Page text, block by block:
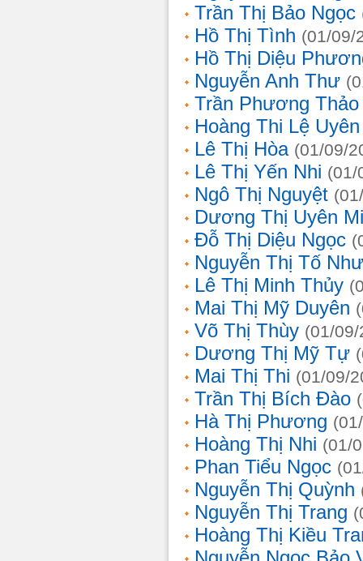
Trần Thị Bảo Ngọc
Hồ Thị Tình (01/09/
Hồ Thị Diệu
Nguyễn Anh Thư
Trần Phương Thảo
Hoàng Thi Lệ Uyên
Lê Thị Hòa (01/09/
Lê Thị Yến Nhi (01/
Ngô Thị Nguyệt
Dương Thị Uyên Mi
Đỗ Thị Diệu Ngọc
Nguyễn Thị Tố Như
Lê Thị Minh Thủy
Mai Thị Mỹ Duyên
Võ Thị Thùy (01/
Dương Thị Mỹ Tự
Mai Thị Thi (01/09/
Trần Thị Bích Đào
Hà Thị Phương
Hoàng Thị Nhi (01/
Phan Tiểu Ngọc
Nguyễn Thị Quỳnh
Nguyễn Thị Trang
Hoàng Thị Kiều